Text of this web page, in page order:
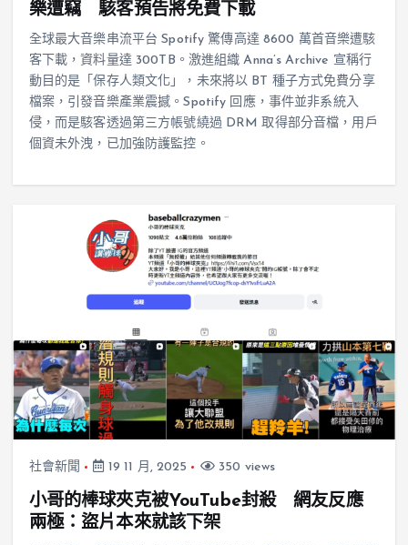
樂遭竊 駭客預告將免費下載
全球最大音樂串流平台 Spotify 驚傳高達 8600 萬首音樂遭駭
客下載，資料量達 300TB。激進組織 Anna’s Archive 宣稱行
動目的是「保存人類文化」，未來將以 BT 種子方式免費分享
檔案，引發音樂產業震撼。Spotify 回應，事件並非系統入
侵，而是駭客透過第三方帳號繞過 DRM 取得部分音檔，用戶
個資未外洩，已加強防護監控。
社會新聞 19 11 月, 2025 350 views
小哥的棒球夾克被YouTube封殺 網友反應
兩極：盜片本來就該下架